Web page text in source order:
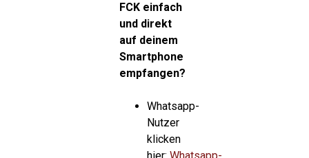
FCK einfach
und direkt
auf deinem
Smartphone
empfangen?
Whatsapp-
Nutzer
klicken